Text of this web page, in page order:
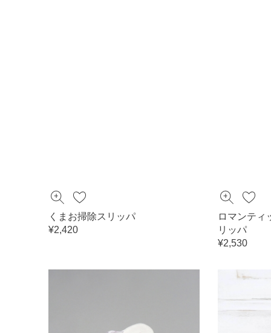
くまお掃除スリッパ
¥2,420
ロマンティ
リッパ
¥2,530